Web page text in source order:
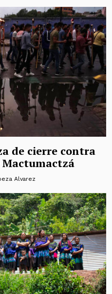
de cierre contra
Alvarez